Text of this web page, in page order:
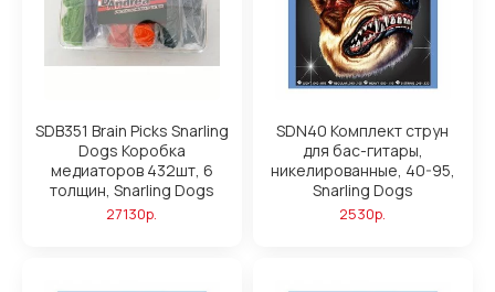
SDB351 Brain Picks Snarling
Dogs Коробка
медиаторов 432шт, 6
толщин, Snarling Dogs
27130р.
SDN40 Комплект струн
для бас-гитары,
никелированные, 40-95,
Snarling Dogs
2530р.